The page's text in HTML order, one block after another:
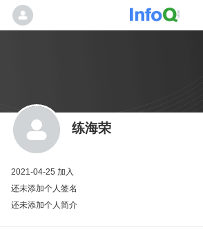
练海荣
2021-04-25 加入
还未添加个人签名
还未添加个人简介